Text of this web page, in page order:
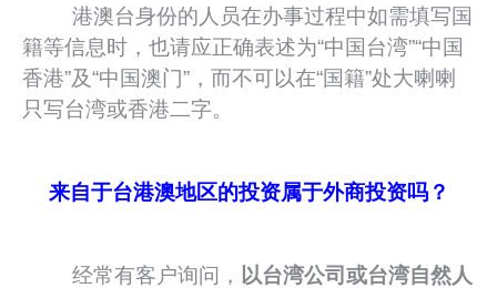
港澳台身份的人员在办事过程中如需填写国
籍等信息时，也请应正确表述为“中国台湾”“中国
香港”及“中国澳门”，而不可以在“国籍”处大喇喇
只写台湾或香港二字。
来自于台港澳地区的投资属于外商投资吗？
经常有客户询问， 以台湾公司或台湾自然人